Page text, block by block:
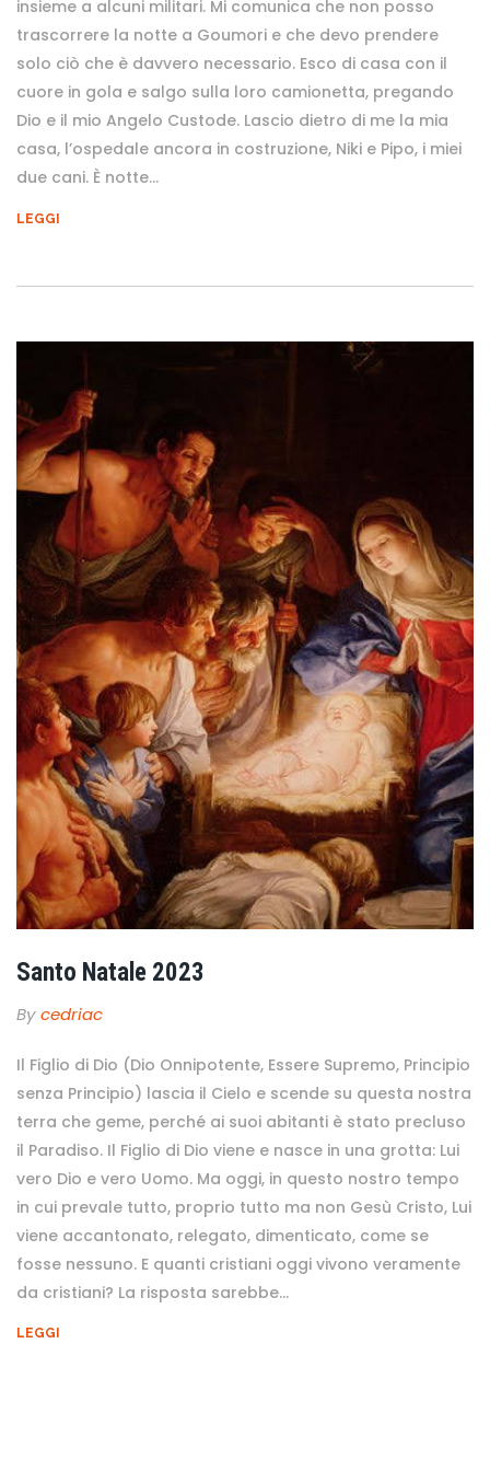
insieme a alcuni militari. Mi comunica che non posso
trascorrere la notte a Goumori e che devo prendere
solo ciò che è davvero necessario. Esco di casa con il
cuore in gola e salgo sulla loro camionetta, pregando
Dio e il mio Angelo Custode. Lascio dietro di me la mia
casa, l’ospedale ancora in costruzione, Niki e Pipo, i miei
due cani. È notte...
LEGGI
Santo Natale 2023
By Cedriac
Il Figlio di Dio (Dio Onnipotente, Essere Supremo, Principio
senza Principio) lascia il Cielo e scende su questa nostra
terra che geme, perché ai suoi abitanti è stato precluso
il Paradiso. Il Figlio di Dio viene e nasce in una grotta: Lui
vero Dio e vero Uomo. Ma oggi, in questo nostro tempo
in cui prevale tutto, proprio tutto ma non Gesù Cristo, Lui
viene accantonato, relegato, dimenticato, come se
fosse nessuno. E quanti cristiani oggi vivono veramente
da cristiani? La risposta sarebbe...
LEGGI